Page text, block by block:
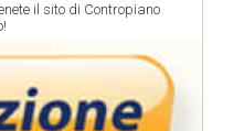
il sito di Contropiano